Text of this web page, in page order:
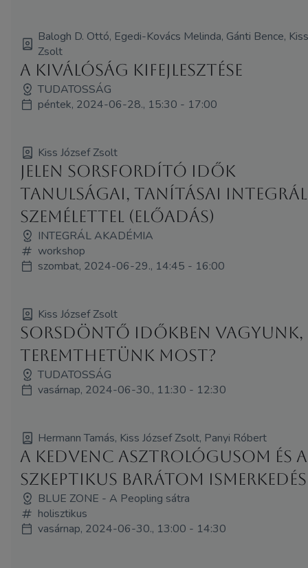
Balogh D. Ottó, Egedi-Kovács Melinda, Gánti Bence,
Zsolt
A kiválóság kifejlesztése
TUDATOSSÁG
péntek, 2024-06-28., 15:30 - 17:00
Kiss József Zsolt
Jelen sorsfordító idők
tanulságai, tanításai integrál
személettel (Előadás)
INTEGRÁL AKADÉMIA
workshop
szombat, 2024-06-29., 14:45 - 16:00
Kiss József Zsolt
Sorsdöntő időkben vagyunk,
teremthetünk most?
TUDATOSSÁG
vasárnap, 2024-06-30., 11:30 - 12:30
Hermann Tamás, Kiss József Zsolt, Panyi Róbert
A kedvenc asztrológusom és a
szkeptikus barátom
BLUE ZONE - A Peopling sátra
holisztikus
vasárnap, 2024-06-30., 13:00 - 14:30